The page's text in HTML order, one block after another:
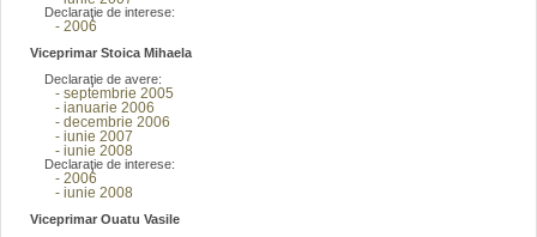
Declaraţie de interese:
- 2006
Viceprimar Stoica Mihaela
Declaraţie de avere:
- septembrie 2005
- ianuarie 2006
- decembrie 2006
- iunie 2007
- iunie 2008
Declaraţie de interese:
- 2006
- iunie 2008
Viceprimar Ouatu Vasile